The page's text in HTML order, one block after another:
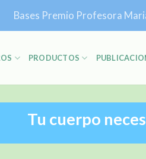
Bases Premio Profesora
PRODUCTOS
Tu cuerpo